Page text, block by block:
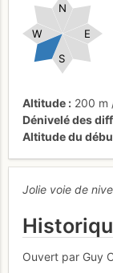
E
W
S
N
Altitude 200 m
Dénivelé des
Altitude du
Jolie voie de
Ouvert par Guy